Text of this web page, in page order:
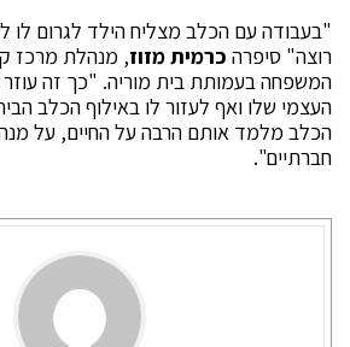
"בעבודה עם הכלב מצליח הילד לגרום
רוצה" סיפרה כרמית מזוז, מנהלת מרכז
המשפחה בעמותת בית מוריה. "כך זה
העצמי שלו ואף לעזור לו באילוף הכלב
הכלב מלמד אותם הרבה על החיים, על
חברתיים".